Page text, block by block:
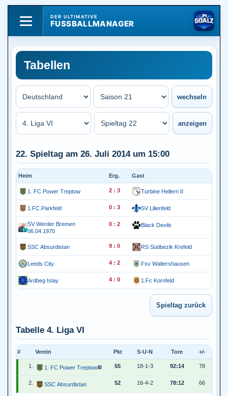
DER ULTIMATIVE
FUSSBALLMANAGER
Tabellen
22. Spieltag am 26. Juli 2014 um 15:00
Heim Erg. Gast
1. FC Power Treptow 2 : 3 Turbine Hellern II
1.FC.Parkfeld 0 : 3 SV Lilienfeld
SV Werder Bremen
06.04.1970
0 : 2 Black Devils
SSC Absurdistan 9 : 0 RS Südbezik Krefeld
Leeds City 4 : 2 Fsv Waltershausen
Ardbeg Islay 4 : 0 1.Fc Kornfeld
Tabelle 4. Liga VI
# Verein Pkt S-U-N Tore +/-
1. 1. FC Power Treptow 🟥 55 18-1-3 92:14 78
2. SSC Absurdistan 52 16-4-2 78:12 66